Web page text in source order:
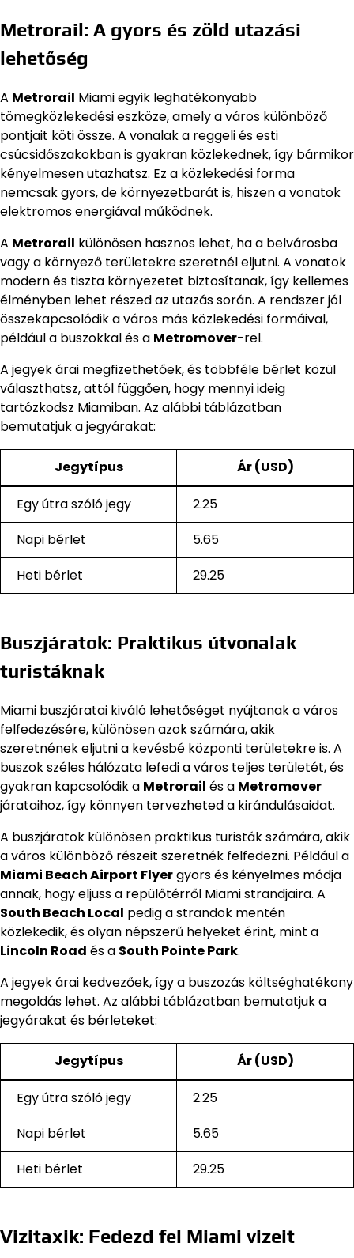
Metrorail: A gyors és zöld utazási
lehetőség
A Metrorail Miami egyik leghatékonyabb
tömegközlekedési eszköze, amely a város különböző
pontjait köti össze. A vonalak a reggeli és esti
csúcsidőszakokban is gyakran közlekednek, így bármikor
kényelmesen utazhatsz. Ez a közlekedési forma
nemcsak gyors, de környezetbarát is, hiszen a vonatok
elektromos energiával működnek.
A Metrorail különösen hasznos lehet, ha a belvárosba
vagy a környező területekre szeretnél eljutni. A vonatok
modern és tiszta környezetet biztosítanak, így kellemes
élményben lehet részed az utazás során. A rendszer jól
összekapcsolódik a város más közlekedési formáival,
például a buszokkal és a Metromover-rel.
A jegyek árai megfizethetőek, és többféle bérlet közül
választhatsz, attól függően, hogy mennyi ideig
tartózkodsz Miamiban. Az alábbi táblázatban
bemutatjuk a jegyárakat:
Jegytípus Ár (USD)
Egy útra szóló jegy
2.25
Napi bérlet
5.65
Heti bérlet
29.25
Buszjáratok: Praktikus útvonalak
turistáknak
Miami buszjáratai kiváló lehetőséget nyújtanak a város
felfedezésére, különösen azok számára, akik
szeretnének eljutni a kevésbé központi területekre is. A
buszok széles hálózata lefedi a város teljes területét, és
gyakran kapcsolódik a Metrorail és a Metromover
járataihoz, így könnyen tervezheted a kirándulásaidat.
A buszjáratok különösen praktikus turisták számára, akik
a város különböző részeit szeretnék felfedezni. Például a
Miami Beach Airport Flyergyors és kényelmes módja
annak, hogy eljuss a repülőtérről Miami strandjaira. A
South Beach Local pedig a strandok mentén
közlekedik, és olyan népszerű helyeket érint, mint a
Lincoln Road és a South Pointe Park.
A jegyek árai kedvezőek, így a buszozás költséghatékony
megoldás lehet. Az alábbi táblázatban bemutatjuk a
jegyárakat és bérleteket:
Jegytípus Ár (USD)
Egy útra szóló jegy
2.25
Napi bérlet
5.65
Heti bérlet
29.25
Vizitaxik: Fedezd fel Miami vizeit